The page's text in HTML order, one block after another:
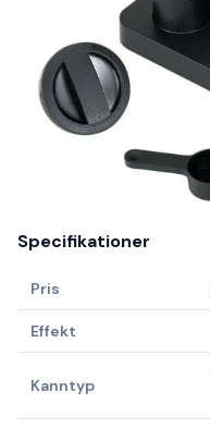
Specifikationer
Pris
Effekt
Kanntyp